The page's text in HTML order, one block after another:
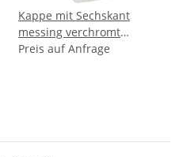
Kappe mit Sechskant
messing verchromt
Innengewinde für
Preis auf Anfrage